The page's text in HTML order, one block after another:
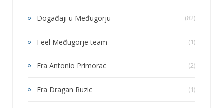
Događaji u Međugorju (82)
Feel Međugorje team (1)
Fra Antonio Primorac (2)
Fra Dragan Ruzic (1)